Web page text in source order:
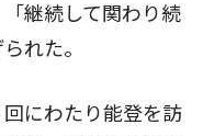
継続して関わり続
れた。
にわたり能登を訪